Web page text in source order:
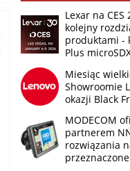
Lexar na
kolejny
produktami -
Plus
Miesiąc
Showroomie
okazji Black
MODECOM
partnerem
rozwiązania